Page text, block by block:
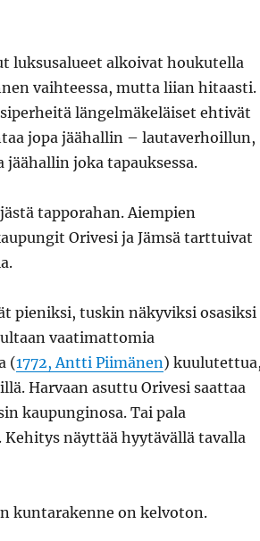
luksusalueet alkoivat houkutella
vaihteessa, mutta liian hitaasti.
längelmäkeläiset ehtivät
jopa jäähallin – lautaverhoillun,
joka tapauksessa.
tapporahan. Aiempien
Orivesi ja Jämsä tarttuivat
pieniksi, tuskin näkyviksi osasiksi
vaatimattomia
(1772, Antti Piimänen)
Harvaan asuttu Orivesi saattaa
kaupunginosa. Tai pala
Kehitys näyttää hyytävällä tavalla
kuntarakenne on kelvoton.